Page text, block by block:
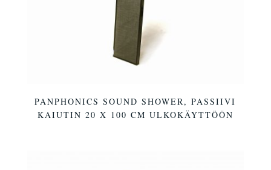
PANPHONICS SOUND SHOWER, PASSIIVI
KAIUTIN 20 X 100 CM ULKOKÄYTTÖÖN